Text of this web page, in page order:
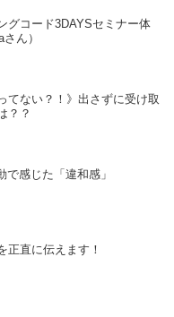
グコード3DAYSセミナー体
ん）
てない？！》出さずに受け取
？？
で感じた「違和感」
正直に伝えます！